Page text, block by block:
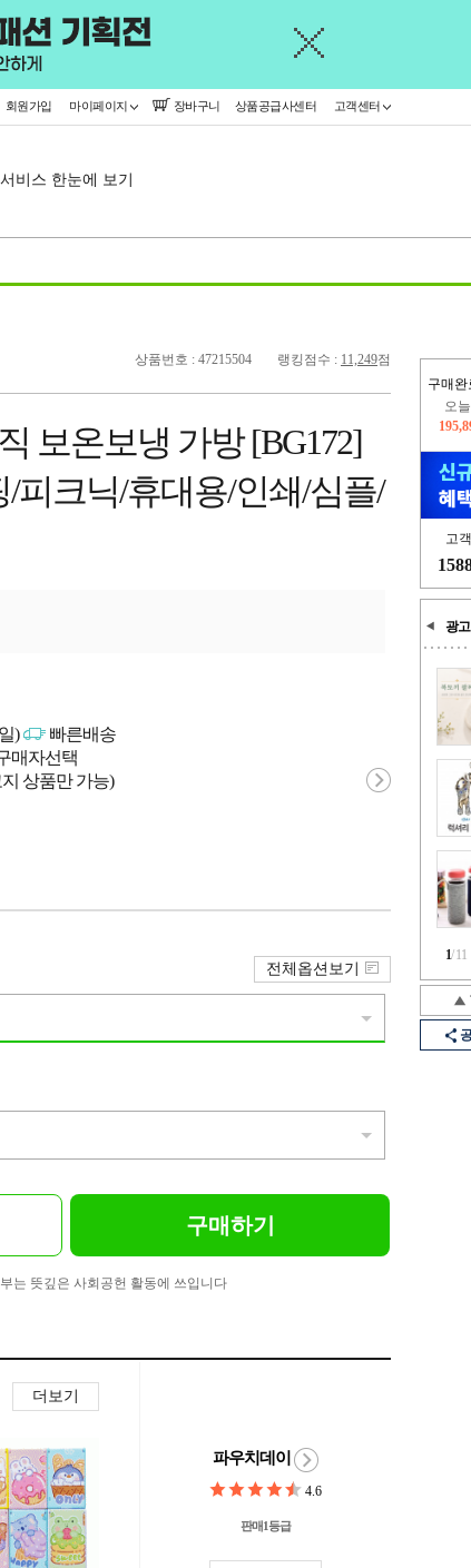
회원가입 마이페이지 장바구니 상품공급사센터 고객센터
서비스 한눈에 보기
구매완
오
고
광고
1/11
상품번호 : 47215504 랭킹점수 : 11,249점
보온보냉 가방 [BG172]
피크닉/휴대용/인쇄/심플/
)
빠른배송
매자선택
상품만 가능)
전체옵션보기
구매하기
는 뜻깊은 사회공헌 활동에 쓰입니다
더보기
파우치데이
4.6
판매1등급